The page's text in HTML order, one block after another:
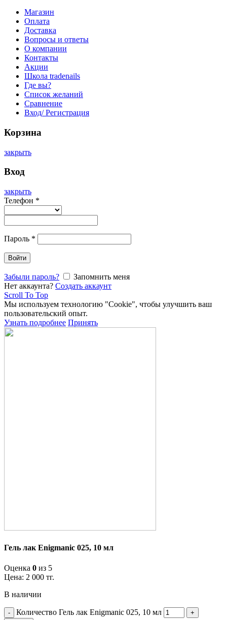
Магазин
Оплата
Доставка
Вопросы и ответы
О компании
Контакты
Акции
Школа tradenails
Где вы?
Список желаний
Сравнение
Вход/ Регистрация
Корзина
закрыть
Вход
закрыть
Телефон *
Пароль *
Войти
Забыли пароль?
Запомнить меня
Нет аккаунта? Создать аккаунт
Scroll To Top
Мы используем технологию "Cookie", чтобы улучшить ваш
пользовательский опыт.
Узнать подробнее Принять
Гель лак Enigmanic 025, 10 мл
Оценка 0 из 5
Цена: 2 000 тг.
В наличии
Количество Гель лак Enigmanic 025, 10 мл